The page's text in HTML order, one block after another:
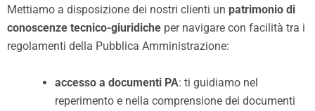
Mettiamo a disposizione dei nostri clienti un patrimonio di
conoscenze tecnico-giuridiche per navigare con facilità tra i
regolamenti della Pubblica Amministrazione:
accesso a documenti PA: ti guidiamo nel
reperimento e nella comprensione dei documenti